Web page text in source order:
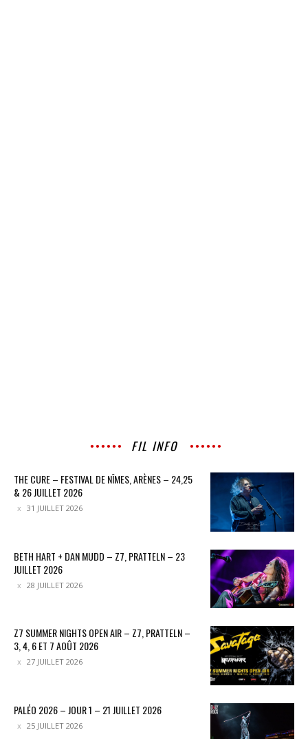
FIL INFO
THE CURE – FESTIVAL DE NÎMES, ARÈNES – 24,25
& 26 JUILLET 2026
31 JUILLET 2026
BETH HART + DAN MUDD – Z7, PRATTELN – 23
JUILLET 2026
28 JUILLET 2026
Z7 SUMMER NIGHTS OPEN AIR – Z7, PRATTELN –
3, 4, 6 ET 7 AOÛT 2026
27 JUILLET 2026
PALÉO 2026 – JOUR 1 – 21 JUILLET 2026
25 JUILLET 2026